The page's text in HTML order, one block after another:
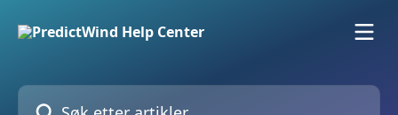
Søk etter artikler ...